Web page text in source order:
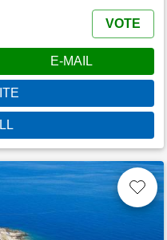
VOTE
E-MAIL